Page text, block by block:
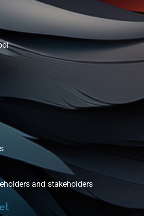
and stakeholders